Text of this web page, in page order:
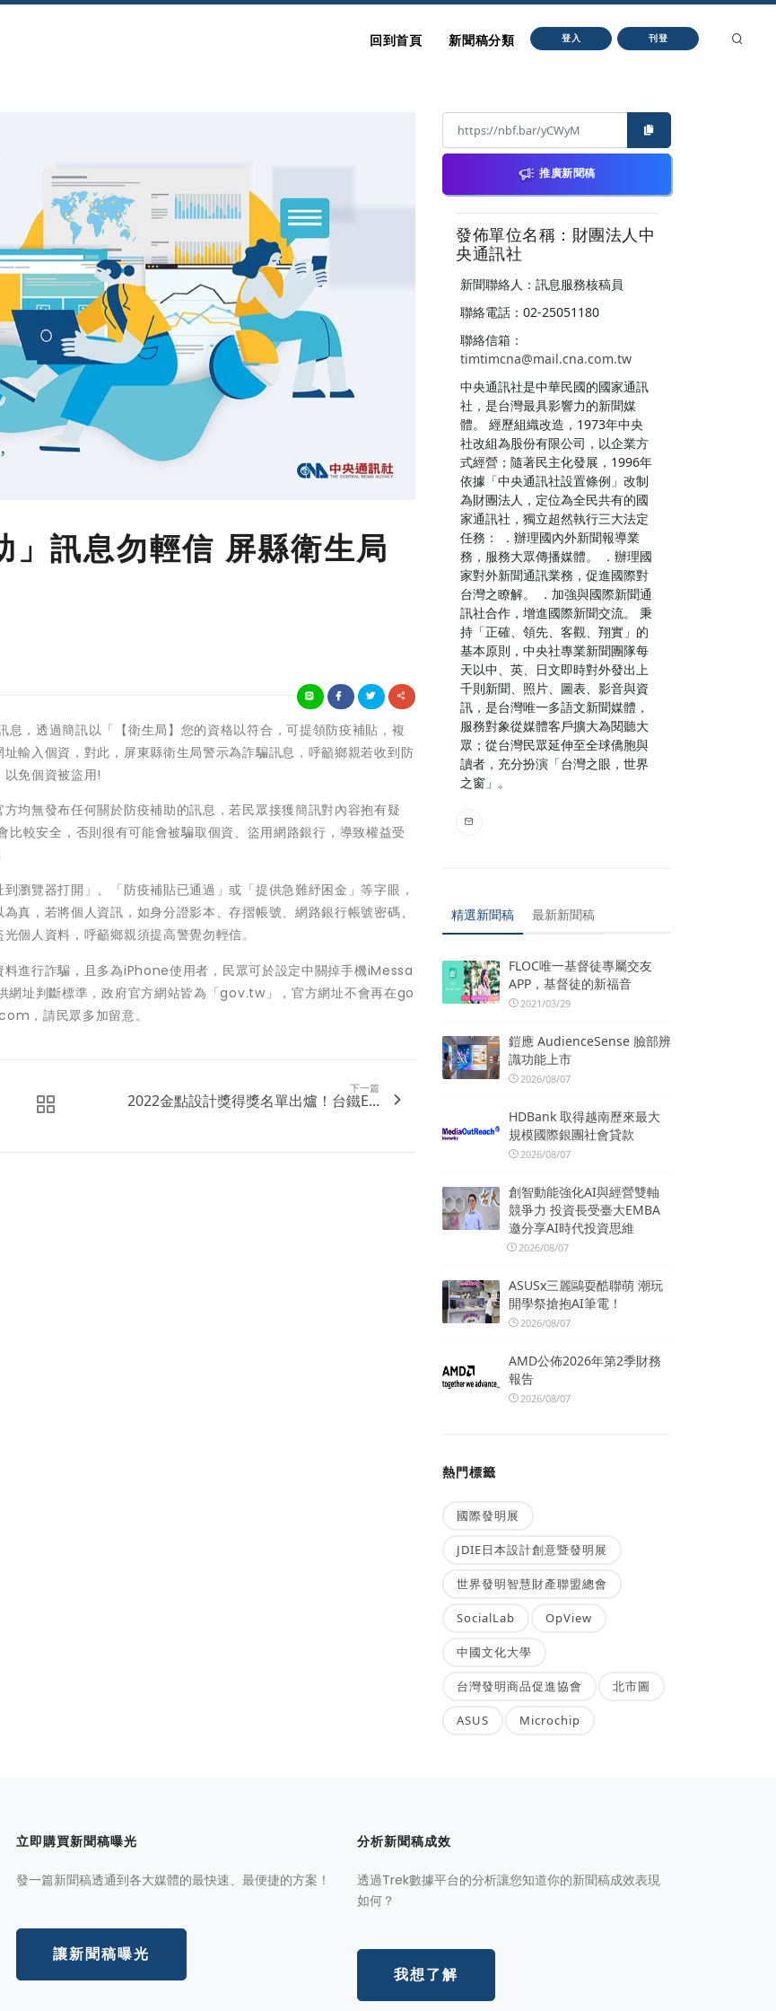
回到首頁 新聞稿分類 登入 刊登
訊息勿輕信 屏縣衛生局
，透過簡訊以「【衛生局】您的資格以符合，可提領防疫補貼，複
輸入個資，對此，屏東縣衛生局警示為詐騙訊息，呼籲鄉親若收到防
免個資被盜用!
均無發布任何關於防疫補助的訊息，若民眾接獲簡訊對內容抱有疑
較安全，否則很有可能會被騙取個資、盜用網路銀行，導致權益受
瀏覽器打開」、「防疫補貼已通過」或「提供急難紓困金」等字眼，
真，若將個人資訊，如身分證影本、存摺帳號、網路銀行帳號密碼、
個人資料，呼籲鄉親須提高警覺勿輕信。
進行詐騙，且多為iPhone使用者，民眾可於設定中關掉手機iMessa
網址判斷標準，政府官方網站皆為「gov.tw」，官方網址不會再在go
，請民眾多加留意。
下一篇
2022金點設計獎得獎名單出爐！台鐵E...
推廣新聞稿
發佈單位名稱：財團法人中
央通訊社
新聞聯絡人：訊息服務核稿員
聯絡電話：02-25051180
聯絡信箱：
timtimcna@mail.cna.com.tw
中央通訊社是中華民國的國家通訊
社，是台灣最具影響力的新聞媒
體。 經歷組織改造，1973年中央
社改組為股份有限公司，以企業方
式經營；隨著民主化發展，1996年
依據「中央通訊社設置條例」改制
為財團法人，定位為全民共有的國
家通訊社，獨立超然執行三大法定
任務： ．辦理國內外新聞報導業
務，服務大眾傳播媒體。 ．辦理國
家對外新聞通訊業務，促進國際對
台灣之瞭解。 ．加強與國際新聞通
訊社合作，增進國際新聞交流。 秉
持「正確、領先、客觀、翔實」的
基本原則，中央社專業新聞團隊每
天以中、英、日文即時對外發出上
千則新聞、照片、圖表、影音與資
訊，是台灣唯一多語文新聞媒體，
服務對象從媒體客戶擴大為閱聽大
眾；從台灣民眾延伸至全球僑胞與
讀者，充分扮演「台灣之眼，世界
之窗」。
精選新聞稿 最新新聞稿
FLOC唯一基督徒專屬交友
APP，基督徒的新福音
2021/03/29
鎧應 AudienceSense 臉部辨
識功能上市
2026/08/07
HDBank 取得越南歷來最大
規模國際銀團社會貸款
2026/08/07
創智動能強化AI與經營雙軸
競爭力 投資長受臺大EMBA
邀分享AI時代投資思維
2026/08/07
ASUSx三麗鷗耍酷聯萌 潮玩
開學祭搶抱AI筆電！
2026/08/07
AMD公佈2026年第2季財務
報告
2026/08/07
熱門標籤
國際發明展
JDIE日本設計創意暨發明展
世界發明智慧財產聯盟總會
SocialLab OpView
中國文化大學
台灣發明商品促進協會 北市圖
ASUS Microchip
立即購買新聞稿曝光
發一篇新聞稿透通到各大媒體的最快速、最便捷的方案！
讓新聞稿曝光
分析新聞稿成效
透過Trek數據平台的分析讓您知道你的新聞稿成效表現
如何？
我想了解